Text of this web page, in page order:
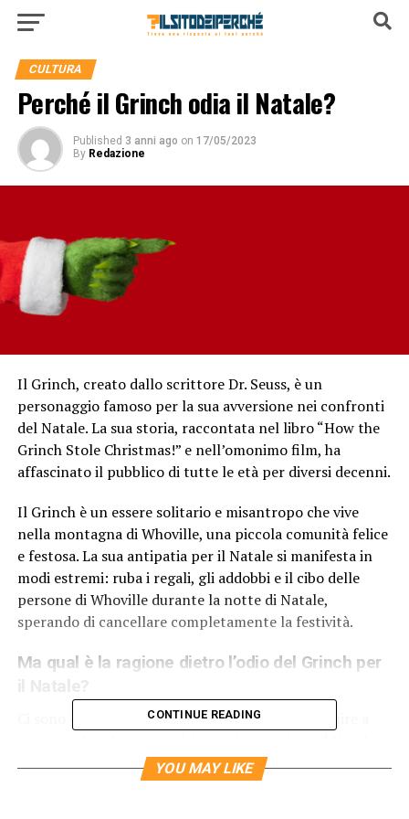
CULTURA
Perché il Grinch odia il Natale?
Published 3 anni ago on 17/05/2023
By Redazione
Il Grinch, creato dallo scrittore Dr. Seuss, è un
personaggio famoso per la sua avversione nei confronti
del Natale. La sua storia, raccontata nel libro “How the
Grinch Stole Christmas!” e nell’omonimo film, ha
affascinato il pubblico di tutte le età per diversi decenni.
Il Grinch è un essere solitario e misantropo che vive
nella montagna di Whoville, una piccola comunità felice
e festosa. La sua antipatia per il Natale si manifesta in
modi estremi: ruba i regali, gli addobbi e il cibo delle
persone di Whoville durante la notte di Natale,
sperando di cancellare completamente la festività.
Ma qual è la ragione dietro l’odio del Grinch per
Ci sono diverse spiegazioni che possono contribuire a
In primo luogo, la solitudine e l’isolamento sociale
sembrano essere una delle principali cause della sua
CONTINUE READING
YOU MAY LIKE